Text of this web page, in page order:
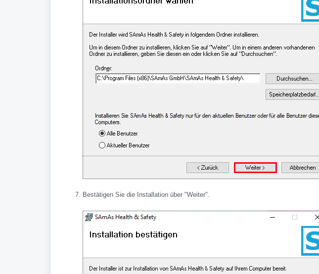
Bestätigen Sie die Installation über "Weiter".